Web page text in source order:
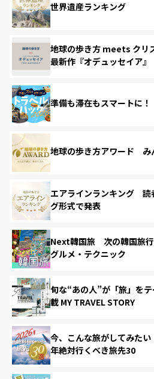
世界遺産ランキング
地球の歩き方 meets クリ
最新作『オデュッセイア』
準備も滞在もスマートに
地球の歩き方アワード み
エアラインランキング 読
グ形式で発表
Next韓国旅 次の韓国旅行
グルメ・テクニック
旬な“あの人”が「旅」を
載 MY TRAVEL STORY
今、こんな旅がしてみた
年絶対行くべき旅先30